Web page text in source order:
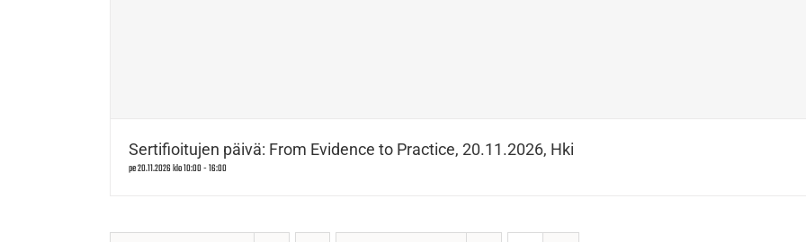
Sertifioitujen päivä: From Evidence to Practice, 20.11.2026, Hki
pe 20.11.2026 klo 10:00-16:00